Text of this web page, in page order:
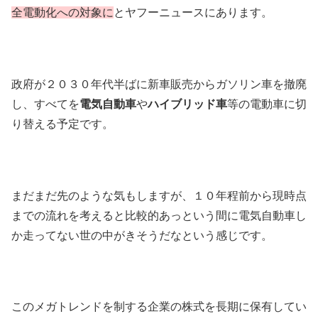
全電動化への対象に とヤフーニュースにあります。
政府が２０３０年代半ばに新車販売からガソリン車を撤廃
し、すべてを電気自動車やハイブリッド車等の電動車に切
り替える予定です。
まだまだ先のような気もしますが、１０年程前から現時点
までの流れを考えると比較的あっという間に電気自動車し
か走ってない世の中がきそうだなという感じです。
このメガトレンドを制する企業の株式を長期に保有してい